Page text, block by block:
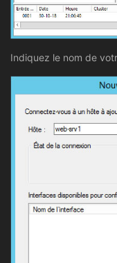
Indiquez le nom de